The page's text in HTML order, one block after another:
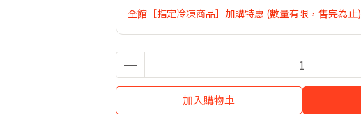
全館［指定冷凍商品］加購特惠 (數量有限，售完為止)
加入購物車